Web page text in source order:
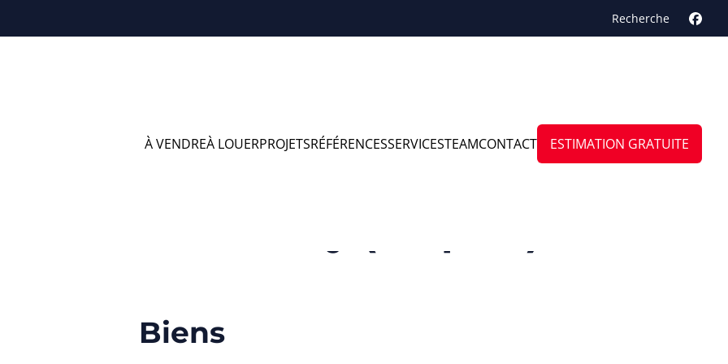
Recherche
À VENDREÀ LOUERPROJETSRÉFÉRENCESSERVICESTEAMCONTACT ESTIMATION GRATUITE
Biens